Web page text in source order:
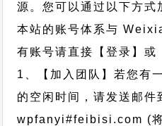
源。您可以通过以下方式
本站的账号体系与
有账号请直接【登录】或
1、【加入团队】若您有
的空闲时间，请发送邮件
wpfanyi#feibisi.com (将